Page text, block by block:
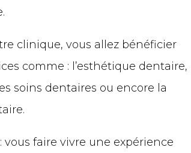
clinique, vous allez bénéficier
comme : l’esthétique dentaire,
soins dentaires ou encore la
vous faire vivre une expérience